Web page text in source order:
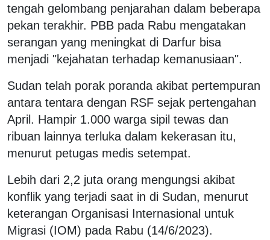
tengah gelombang penjarahan dalam beberapa
pekan terakhir. PBB pada Rabu mengatakan
serangan yang meningkat di Darfur bisa
menjadi "kejahatan terhadap kemanusiaan".
Sudan telah porak poranda akibat pertempuran
antara tentara dengan RSF sejak pertengahan
April. Hampir 1.000 warga sipil tewas dan
ribuan lainnya terluka dalam kekerasan itu,
menurut petugas medis setempat.
Lebih dari 2,2 juta orang mengungsi akibat
konflik yang terjadi saat in di Sudan, menurut
keterangan Organisasi Internasional untuk
Migrasi (IOM) pada Rabu (14/6/2023).